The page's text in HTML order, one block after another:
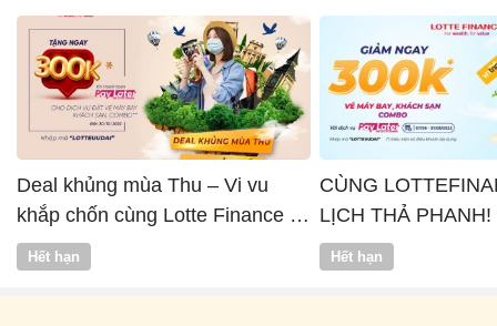
Deal khủng mùa Thu – Vi vu
khắp chốn cùng Lotte Finance x
Vntrip
Hết hạn
CÙNG
LỊCH THẢ PHANH!
Hết hạn